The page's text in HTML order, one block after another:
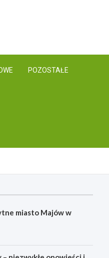
POZOSTAŁE
miasto Majów w